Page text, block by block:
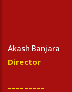
Akash Banjara
Director
_________